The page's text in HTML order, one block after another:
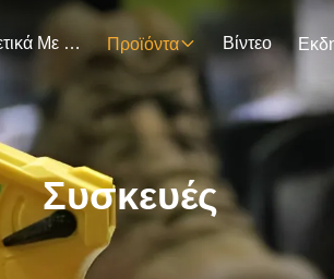
Σχετικά Με Εμάς Προϊόντα Βίντεο
Συσκευές